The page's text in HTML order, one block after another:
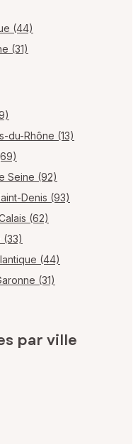
(44)
(31)
du-Rhône (13)
Seine (92)
Denis (93)
(62)
(33)
(44)
(31)
par ville